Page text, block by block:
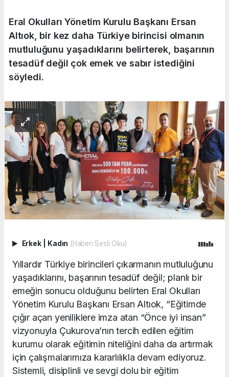
Eral Okulları Yönetim Kurulu Başkanı Ersan
Altıok, bir kez daha Türkiye birincisi olmanın
mutluluğunu yaşadıklarını belirterek, başarının
tesadüf değil çok emek ve sabır istediğini
söyledi.
Erkek Kadın (Haberi Sesli Oku)
Yıllardır Türkiye birincileri çıkarmanın mutluluğunu
yaşadıklarını, başarının tesadüf değil; planlı bir
emeğin sonucu olduğunu belirten Eral Okulları
Yönetim Kurulu Başkanı Ersan Altıok, “Eğitimde
çığır açan yeniliklere imza atan “Önce iyi insan”
vizyonuyla Çukurova’nın tercih edilen eğitim
kurumu olarak eğitimin niteliğini daha da artırmak
için çalışmalarımıza kararlılıkla devam ediyoruz.
Sistemli, disiplinli ve sevgi dolu bir eğitim